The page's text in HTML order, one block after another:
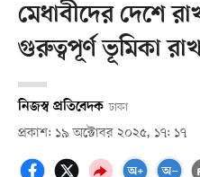
মেধাবীদের দেশে
গুরুত্বপূর্ণ ভূমিকা
নিজস্ব প্রতিবেদক ঢাকা
প্রকাশ: ১৯ অক্টোবর ২০২৫, ১৭: ১৭